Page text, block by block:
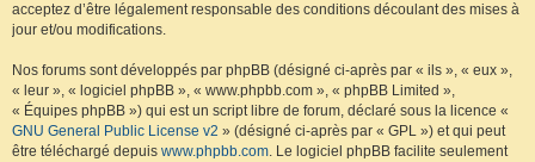
acceptez d’être légalement responsable des conditions découlant des mises à
jour et/ou modifications.
Nos forums sont développés par phpBB (désigné ci-après par « ils », « eux »,
« leur », « logiciel phpBB », « www.phpbb.com », « phpBB Limited »,
« Équipes phpBB ») qui est un script libre de forum, déclaré sous la licence «
GNU General Public License v2 » (désigné ci-après par « GPL ») et qui peut
être téléchargé depuis www.phpbb.com. Le logiciel phpBB facilite seulement